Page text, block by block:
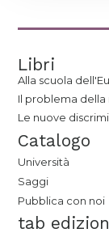
Libri
Alla scuola
Il problema della
Le nuove
Catalogo
Università
Saggi
Pubblica con noi
tab